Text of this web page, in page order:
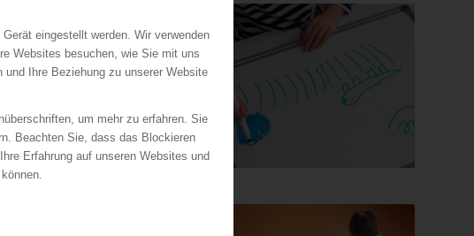
eingestellt werden. Wir verwenden
Websites besuchen, wie Sie mit uns
und Ihre Beziehung zu unserer Website
um mehr zu erfahren. Sie
Beachten Sie, dass das Blockieren
Erfahrung auf unseren Websites und